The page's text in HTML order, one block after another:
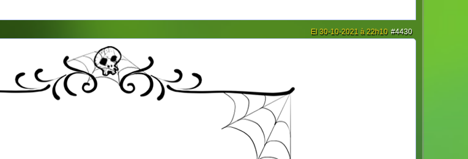
#4430
El 30-10-2021 à 22h10